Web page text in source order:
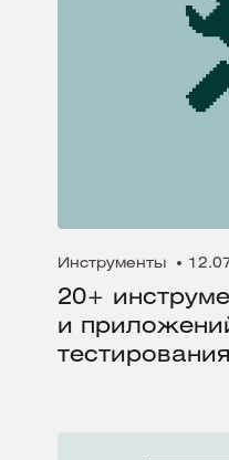
Инструменты
20+
и